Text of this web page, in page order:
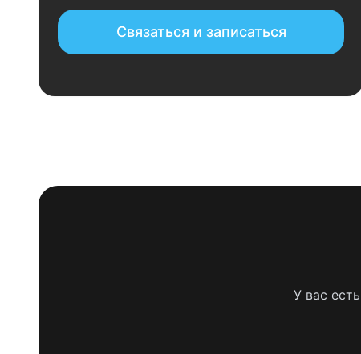
Связаться и записаться
У вас